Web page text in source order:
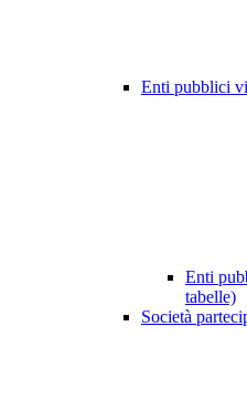
Enti pubblici
Enti
tabelle)
Società